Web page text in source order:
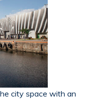
city space with an